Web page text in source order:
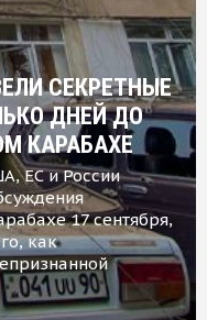
СЕКРЕТНЫЕ
ДНЕЙ ДО
КАРАБАХЕ
ЕС и России
17 сентября,
как